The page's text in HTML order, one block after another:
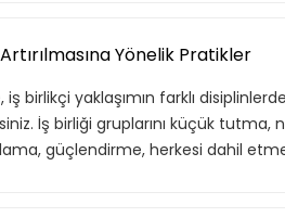
Yönelik Pratikler
birlikçi yaklaşımın farklı
İş birliği gruplarını küçük
güçlendirme, herkesi dahil